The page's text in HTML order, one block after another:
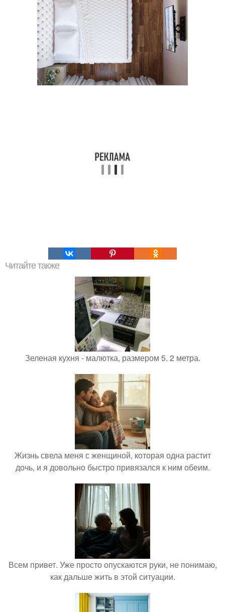
Читайте также
Зеленая кухня - малютка, размером 5. 2 метра.
Жизнь свела меня с женщиной, которая одна растит
дочь, и я довольно быстро привязался к ним обеим.
Всем привет. Уже просто опускаются руки, не понимаю,
как дальше жить в этой ситуации.